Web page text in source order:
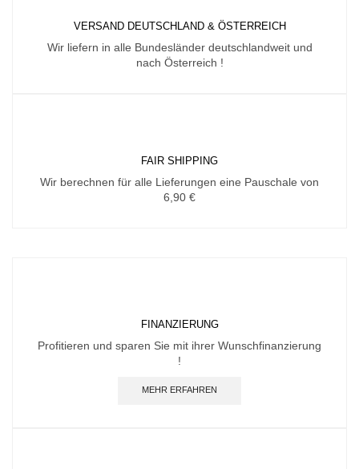
VERSAND DEUTSCHLAND & ÖSTERREICH
Wir liefern in alle Bundesländer deutschlandweit und
nach Österreich !
FAIR SHIPPING
Wir berechnen für alle Lieferungen eine Pauschale von
6,90 €
FINANZIERUNG
Profitieren und sparen Sie mit ihrer Wunschfinanzierung
!
MEHR ERFAHREN